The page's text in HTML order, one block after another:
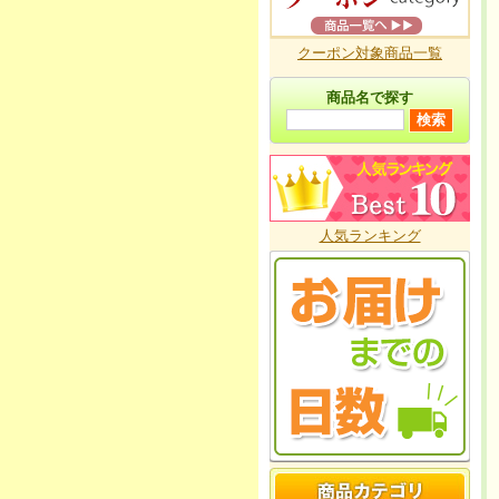
クーポン対象商品一覧
商品名で探す
人気ランキング